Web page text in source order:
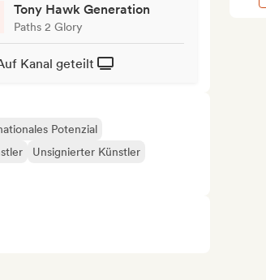
Tony Hawk Generation
Paths 2 Glory
Kanal geteilt
Potenzial
Unsignierter Künstler